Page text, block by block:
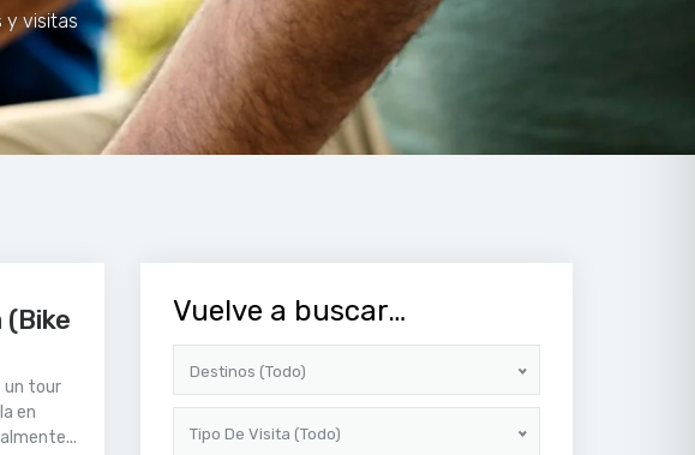
y visitas
un tour
en
Vuelve a buscar…
Destinos (todo)
Tipo De Visita (todo)